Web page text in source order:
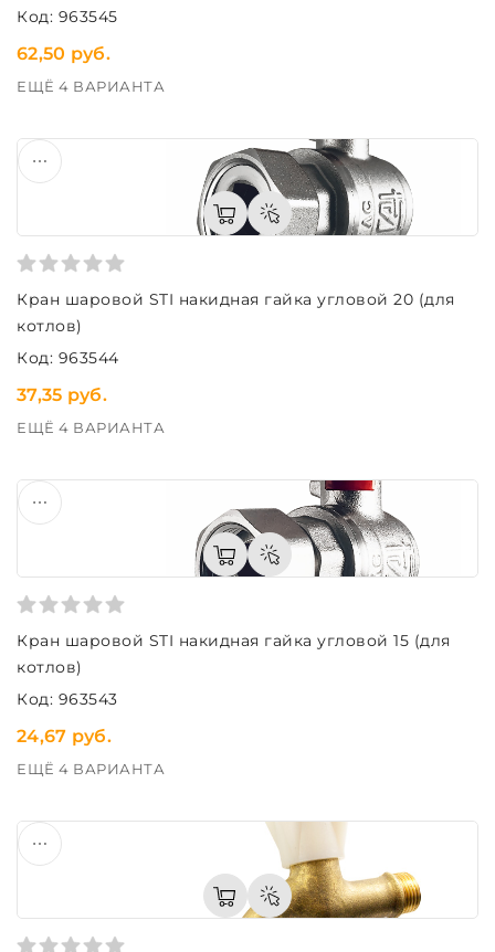
Код: 963545
62,50 руб.
ЕЩЁ 4 ВАРИАНТА
Кран шаровой STI накидная гайка угловой 20 (для
котлов)
Код: 963544
37,35 руб.
ЕЩЁ 4 ВАРИАНТА
Кран шаровой STI накидная гайка угловой 15 (для
котлов)
Код: 963543
24,67 руб.
ЕЩЁ 4 ВАРИАНТА